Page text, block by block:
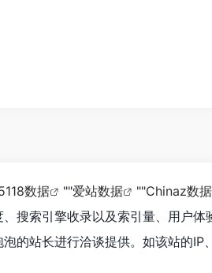
数据 ""爱站数据 ""Chinaz数据
搜索引擎收录以及索引量、用户体
的站长进行洽谈提供。如该站的IP